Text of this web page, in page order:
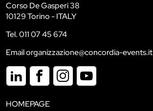
Corso De Gasperi 38
10129 Torino - ITALY
Tel. 011 07 45 674
Email organizzazione@concordia-events.it
HOMEPAGE